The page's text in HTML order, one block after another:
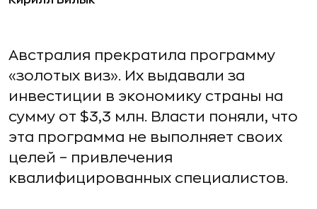
Австралия прекратила программу
«золотых виз». Их выдавали за
инвестиции в экономику страны на
сумму от $3,3 млн. Власти поняли, что
эта программа не выполняет своих
целей – привлечения
квалифицированных специалистов.